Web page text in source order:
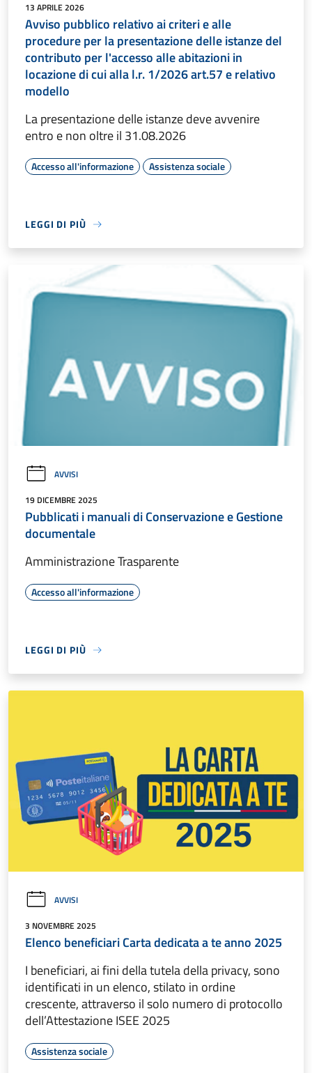
13 APRILE 2026
Avviso pubblico relativo ai criteri e alle
procedure per la presentazione delle istanze del
contributo per l'accesso alle abitazioni in
locazione di cui alla l.r. 1/2026 art.57 e relativo
modello
La presentazione delle istanze deve avvenire
entro e non oltre il 31.08.2026
Accesso all'informazione Assistenza sociale
LEGGI DI PIÙ
AVVISI
19 DICEMBRE 2025
Pubblicati i manuali di Conservazione e Gestione
documentale
Amministrazione Trasparente
Accesso all'informazione
LEGGI DI PIÙ
AVVISI
3 NOVEMBRE 2025
Elenco beneficiari Carta dedicata a te anno 2025
I beneficiari, ai fini della tutela della privacy, sono
identificati in un elenco, stilato in ordine
crescente, attraverso il solo numero di protocollo
dell’Attestazione ISEE 2025
Assistenza sociale